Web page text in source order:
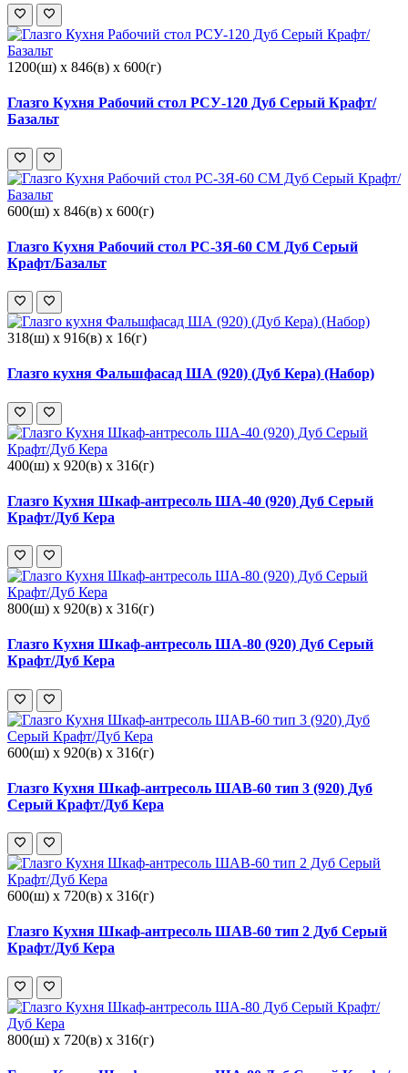
1200(ш) x 846(в) x 600(г)
Глазго Кухня Рабочий стол РСУ-120 Дуб Серый Крафт/
Базальт
600(ш) x 846(в) x 600(г)
Глазго Кухня Рабочий стол РС-3Я-60 СМ Дуб Серый
Крафт/Базальт
318(ш) x 916(в) x 16(г)
Глазго кухня Фальшфасад ША (920) (Дуб Кера) (Набор)
400(ш) x 920(в) x 316(г)
Глазго Кухня Шкаф-антресоль ША-40 (920) Дуб Серый
Крафт/Дуб Кера
800(ш) x 920(в) x 316(г)
Глазго Кухня Шкаф-антресоль ША-80 (920) Дуб Серый
Крафт/Дуб Кера
600(ш) x 920(в) x 316(г)
Глазго Кухня Шкаф-антресоль ШАВ-60 тип 3 (920) Дуб
Серый Крафт/Дуб Кера
600(ш) x 720(в) x 316(г)
Глазго Кухня Шкаф-антресоль ШАВ-60 тип 2 Дуб Серый
Крафт/Дуб Кера
800(ш) x 720(в) x 316(г)